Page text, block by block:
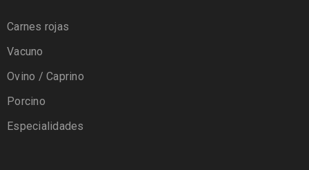
Carnes rojas
Vacuno
Ovino / Caprino
Porcino
Especialidades